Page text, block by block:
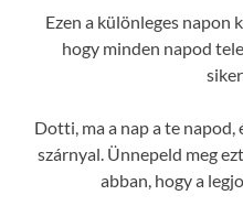
Ezen a különleges napon
hogy minden napod
Dotti, ma a nap a te napod,
szárnyal. Ünnepeld meg
abban, hogy a